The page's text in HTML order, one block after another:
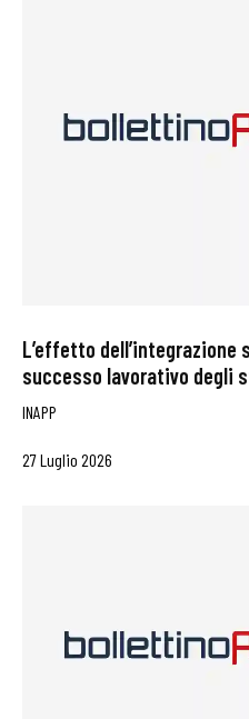
L’effetto
successo lavorativo degli
INAPP
27 Luglio 2026